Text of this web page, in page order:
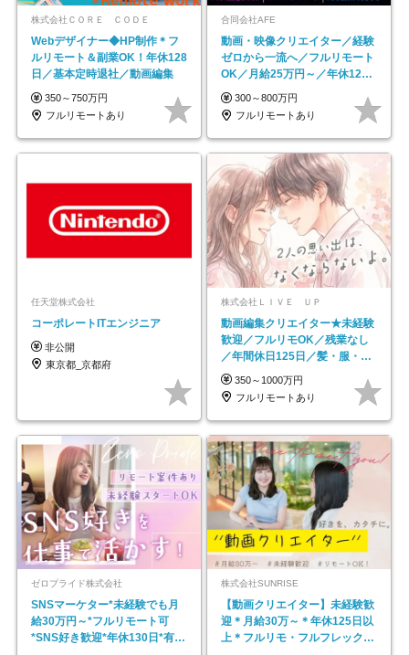
株式会社ＣＯＲＥ ＣＯＤＥ
Webデザイナー◆HP制作＊フ
ルリモート＆副業OK！年休128
日／基本定時退社／動画編集
350～750万円
フルリモートあり
合同会社AFE
動画・映像クリエイター／経験
ゼロから一流へ／フルリモート
OK／月給25万円～／年休125
日以上
300～800万円
フルリモートあり
任天堂株式会社
コーポレートITエンジニア
非公開
東京都_京都府
株式会社ＬＩＶＥ ＵＰ
動画編集クリエイター★未経験
歓迎／フルリモOK／残業なし
／年間休日125日／髪・服・ネ
イル自由／研修充実で安心
350～1000万円
フルリモートあり
ゼロプライド株式会社
SNSマーケター*未経験でも月
給30万円～*フルリモート可
*SNS好き歓迎*年休130日*有休
株式会社SUNRISE
【動画クリエイター】未経験歓
迎＊月給30万～＊年休125日以
上＊フルリモ・フルフレックス